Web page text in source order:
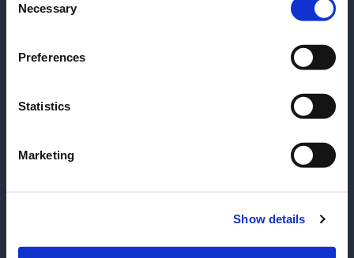
Selection
Necessary
Preferences
Statistics
Marketing
Show details
ENTER
Umami